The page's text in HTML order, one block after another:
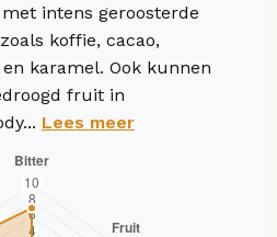
intens geroosterde
koffie, cacao,
karamel. Ook kunnen
fruit in
Lees meer